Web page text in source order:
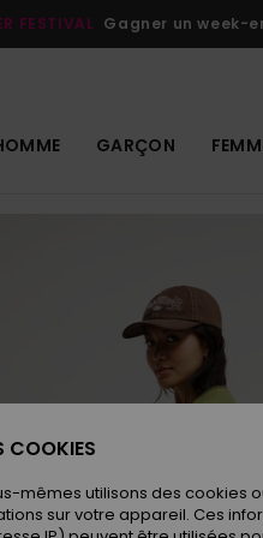
FESTIVAL Gagner un week-
GARÇON
COOKIES
mêmes utilisons des cookies
sur votre appareil. Ces